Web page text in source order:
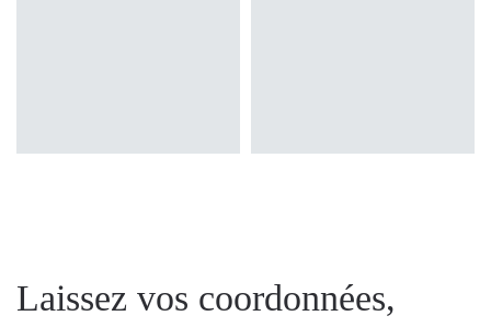
Laissez vos coordonnées,